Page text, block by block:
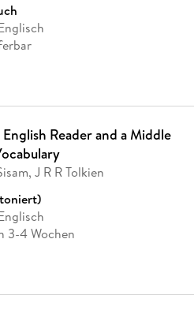
Reader and a Middle
J R R Tolkien
3-4 Wochen